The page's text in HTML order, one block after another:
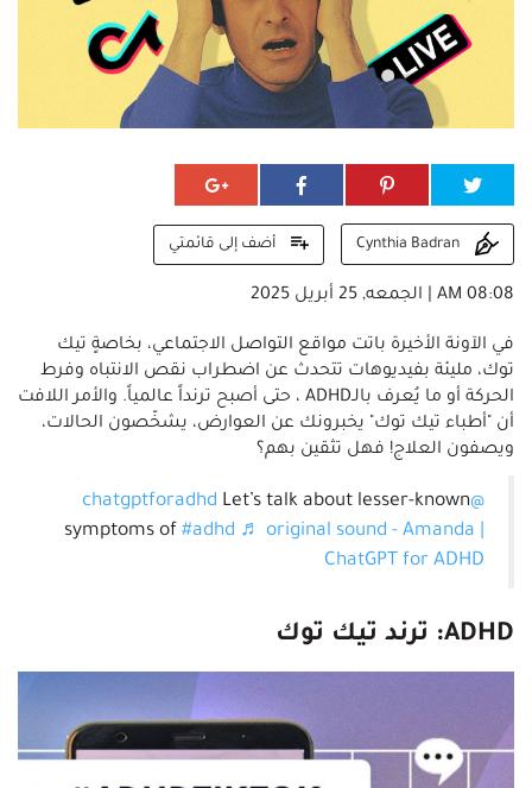
Cynthia Badran أضف إلى قائمتي
08:08 AM | الجمعه, 25 أبريل 2025
في الآونة الأخيرة باتت مواقع التواصل الاجتماعي، بخاصةٍ تيك
توك، مليئة بفيديوهات تتحدث عن اضطراب نقص الانتباه وفرط
الحركة أو ما يُعرف بالـADHD ، حتى أصبح ترنداً عالمياً. والأمر اللافت
أن "أطباء تيك توك" يخبرونك عن العوارض، يشخّصون الحالات،
ويصفون العلاج! فهل تثقين بهم؟
@chatgptforadhd
Let’s talk about lesser-known
symptoms of #adhd ♬ original sound - Amanda |
ChatGPT for ADHD
ADHD: ترند تيك توك